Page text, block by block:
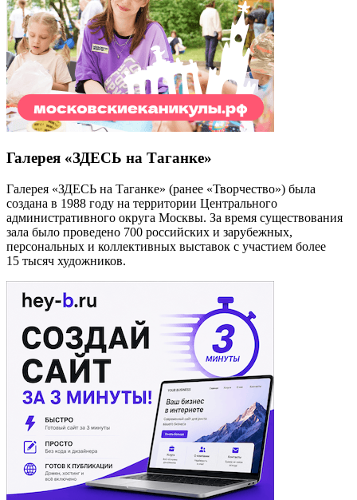
Галерея «ЗДЕСЬ на Таганке»
Галерея «ЗДЕСЬ на Таганке» (ранее «Творчество») была
создана в 1988 году на территории Центрального
административного округа Москвы. За время существования
зала было проведено 700 российских и зарубежных,
персональных и коллективных выставок с участием более
15 тысяч художников.